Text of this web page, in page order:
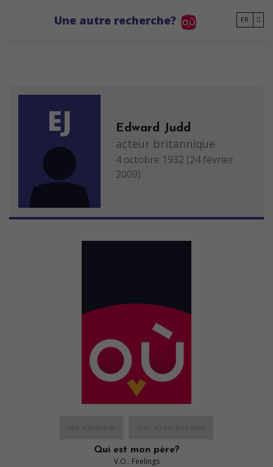
Une autre recherche? FR
EJ Edward Judd
acteur britannique
4 octobre 1932 (24 février
2009)
Qui est mon père?
V.O.: Feelings